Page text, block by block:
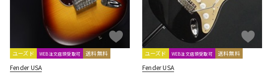
ユーズド WEB注文店頭受取可 送料無料
Fender USA
ユーズド WEB注文店頭受取可 送料無料
Fender USA